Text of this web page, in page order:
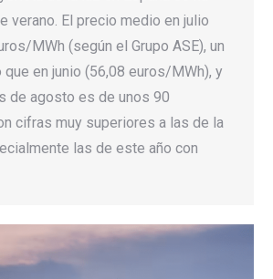
verano. El precio medio en julio
MWh (según el Grupo ASE), un
que en junio (56,08 euros/MWh), y
de agosto es de unos 90
cifras muy superiores a las de la
las de este año con